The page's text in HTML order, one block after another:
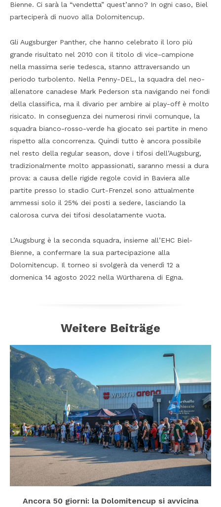
Bienne. Ci sarà la “vendetta” quest’anno? In ogni caso, Biel
parteciperà di nuovo alla Dolomitencup.
Gli Augsburger Panther, che hanno celebrato il loro più
grande risultato nel 2010 con il titolo di vice-campione
nella massima serie tedesca, stanno attraversando un
periodo turbolento. Nella Penny-DEL, la squadra del neo-
allenatore canadese Mark Pederson sta navigando nei fondi
della classifica, ma il divario per ambire ai play-off è molto
risicato. In conseguenza dei numerosi rinvii comunque, la
squadra bianco-rosso-verde ha giocato sei partite in meno
rispetto alla concorrenza. Quindi tutto è ancora possibile
nel resto della regular season, dove i tifosi dell’Augsburg,
tradizionalmente molto appassionati, saranno messi a dura
prova: a causa delle rigide regole covid in Baviera alle
partite presso lo stadio Curt-Frenzel sono attualmente
ammessi solo il 25% dei posti a sedere, lasciando la
calorosa curva dei tifosi desolatamente vuota.
L’Augsburg è la seconda squadra, insieme all’EHC Biel-
Bienne, a confermare la sua partecipazione alla
Dolomitencup. Il torneo si svolgerà da venerdì 12 a
domenica 14 agosto 2022 nella Würtharena di Egna.
Weitere Beiträge
Ancora 50 giorni: la Dolomitencup si avvicina